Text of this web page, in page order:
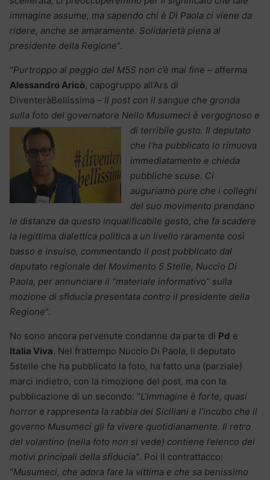
immagine assume, ma sapendo chi è Di Paola ci viene da
ridere, anche se amaramente. Solidarietà piena al
presidente della Regione“.
“Purtroppo al peggio del M5S non c’è mai fine – afferma
Alessandro Aricò, capogruppo all’Ars di
DiventeràBellissima – Il post con il sangue che gronda
sulla foto del governatore Nello Musumeci è vergognoso e
di terribile gusto. Il deputato
che l’ha pubblicato lo rimuova
immediatamente e chieda
pubbliche scuse. Ci
auguriamo pure che i colleghi
del suo movimento prendano
le distanze da questo inqualificabile gesto, che fa scadere
la legittima dialettica politica a un livello raramente così
basso e insulso, commentando il post pubblicato dal
deputato regionale del Movimento 5 Stelle, Nuccio Di
Paola, per annunciare il “materiale informativo” sulla
mozione di sfiducia presentata contro il presidente della
Regione“.
No sono ancora pervenute condanne da parte di Pd e
Italia Viva. Nel frattempo Nuccio Di Paola, il deputato
5stelle che ha pubblicato la foto, ha fatto una (parziale)
marci indietro, con la rimozione del post, ma con la
pubblicazione di un secondo: “L’immagine è forte, quasi
horror e rappresenta la rabbia dei Siciliani e l’incubo che il
governo Musumeci gli fa vivere quotidianamente. Il retro
del volantino (nella foto non si vede) contiene l’elenco dei
motivi principali della sfiducia”. Poi il contrattacco:
“Musumeci, che adora fare la vittima e che sa benissimo